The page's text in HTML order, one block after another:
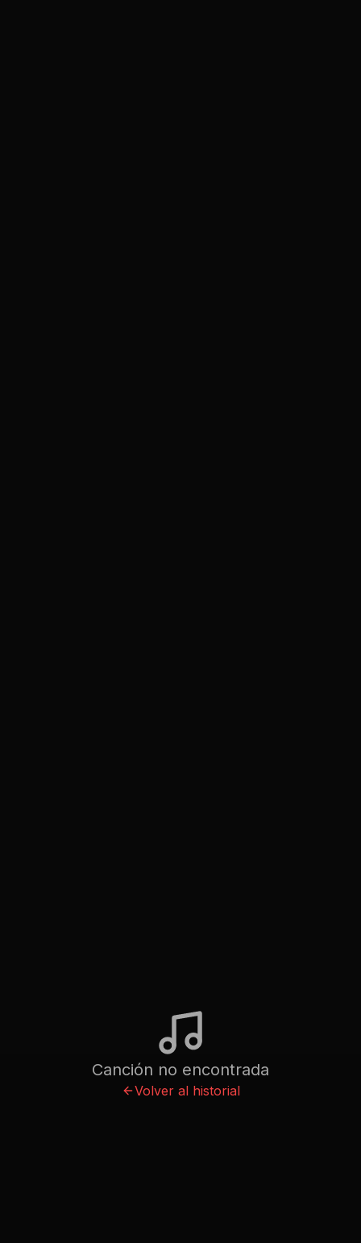
Canción no encontrada
Volver al historial